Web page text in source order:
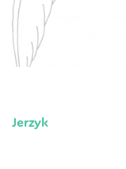
Jerzyk